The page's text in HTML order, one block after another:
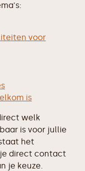
voor
is
welk
is voor jullie
het
direct contact
je keuze.